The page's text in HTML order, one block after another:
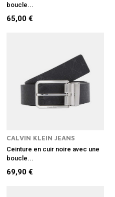
boucle...
65,00 €
CALVIN KLEIN JEANS
Ceinture en cuir noire avec une
boucle...
69,90 €